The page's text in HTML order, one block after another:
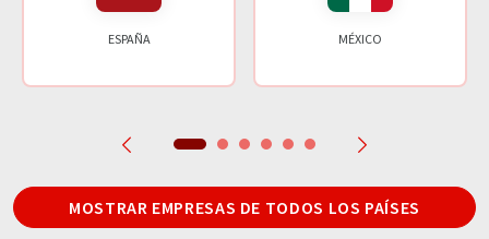
ESPAÑA MÉXICO
MOSTRAR EMPRESAS DE TODOS LOS PAÍSES